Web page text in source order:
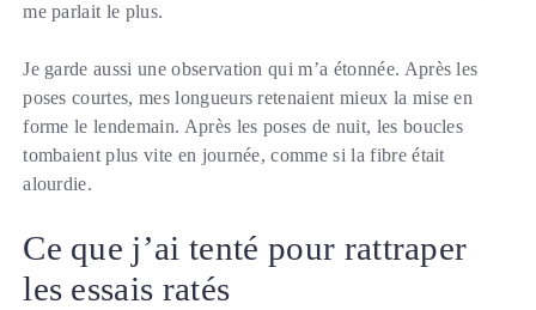
me parlait le plus.
Je garde aussi une observation qui m’a étonnée. Après les
poses courtes, mes longueurs retenaient mieux la mise en
forme le lendemain. Après les poses de nuit, les boucles
tombaient plus vite en journée, comme si la fibre était
alourdie.
Ce que j’ai tenté pour rattraper
les essais ratés